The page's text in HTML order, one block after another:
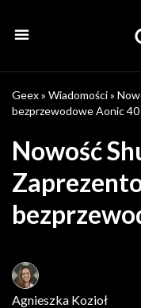
Geex» Wiadomości»
bezprzewodowe Aonic 40
Nowość
Agnieszka Kozioł